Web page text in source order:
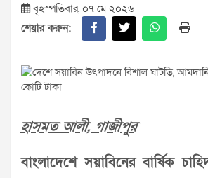
বৃহস্পতিবার, ০৭ মে ২০২৬
শেয়ার করুন:
হাসমত আলী, গাজীপুর
বাংলাদেশে সয়াবিনের বার্ষিক